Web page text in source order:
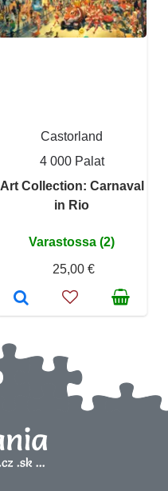
Castorland
4 000 Palat
Art Collection: Carnaval
in Rio
Varastossa (2)
25,00 €